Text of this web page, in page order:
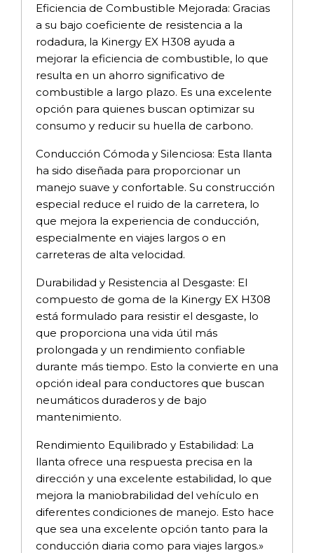
Eficiencia de Combustible Mejorada: Gracias
a su bajo coeficiente de resistencia a la
rodadura, la Kinergy EX H308 ayuda a
mejorar la eficiencia de combustible, lo que
resulta en un ahorro significativo de
combustible a largo plazo. Es una excelente
opción para quienes buscan optimizar su
consumo y reducir su huella de carbono.
Conducción Cómoda y Silenciosa: Esta llanta
ha sido diseñada para proporcionar un
manejo suave y confortable. Su construcción
especial reduce el ruido de la carretera, lo
que mejora la experiencia de conducción,
especialmente en viajes largos o en
carreteras de alta velocidad.
Durabilidad y Resistencia al Desgaste: El
compuesto de goma de la Kinergy EX H308
está formulado para resistir el desgaste, lo
que proporciona una vida útil más
prolongada y un rendimiento confiable
durante más tiempo. Esto la convierte en una
opción ideal para conductores que buscan
neumáticos duraderos y de bajo
mantenimiento.
Rendimiento Equilibrado y Estabilidad: La
llanta ofrece una respuesta precisa en la
dirección y una excelente estabilidad, lo que
mejora la maniobrabilidad del vehículo en
diferentes condiciones de manejo. Esto hace
que sea una excelente opción tanto para la
conducción diaria como para viajes largos.»